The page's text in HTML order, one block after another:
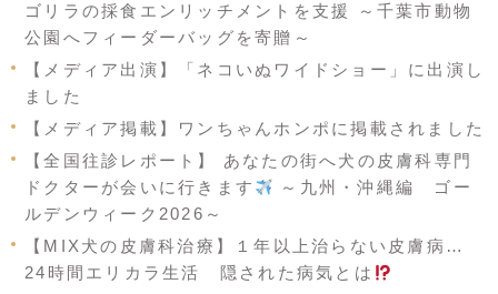
ゴリラの採食エンリッチメントを支援 ～千葉市動物
公園へフィーダーバッグを寄贈～
【メディア出演】「ネコいぬワイドショー」に出演し
ました
【メディア掲載】ワンちゃんホンポに掲載されました
【全国往診レポート】 あなたの街へ犬の皮膚科専門
ドクターが会いに行きます
～九州・沖縄編 ゴー
ルデンウィーク2026～
【MIX犬の皮膚科治療】１年以上治らない皮膚病…
24時間エリカラ生活 隠された病気とは